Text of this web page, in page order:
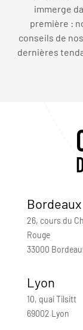
immerge
première :
conseils de
dernières
Bordeaux
26, cours du
Rouge
33000
Lyon
10, quai Tilsitt
69002 Lyon